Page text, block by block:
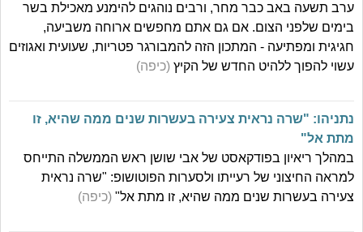
ערב תשעה באב כבר מחר, ורבים נוהגים להימנע מאכילת בשר
בימים שלפני הצום. אם גם אתם מחפשים ארוחה משביעה,
חגיגית ומפתיעה - המתכון הזה להמבורגר פטריות, שעועית ואגוזים
עשוי להפוך ללהיט החדש של הקיץ (כיפה)
נתניהו: "שרה נראית צעירה בעשרות שנים ממה שהיא, זו
מתת אל"
במהלך ריאיון בפודקאסט של אבי שושן ראש הממשלה התייחס
למראה החיצוני של רעייתו ולסערות הפוטושופ: "שרה נראית
צעירה בעשרות שנים ממה שהיא, זו מתת אל" (כיפה)